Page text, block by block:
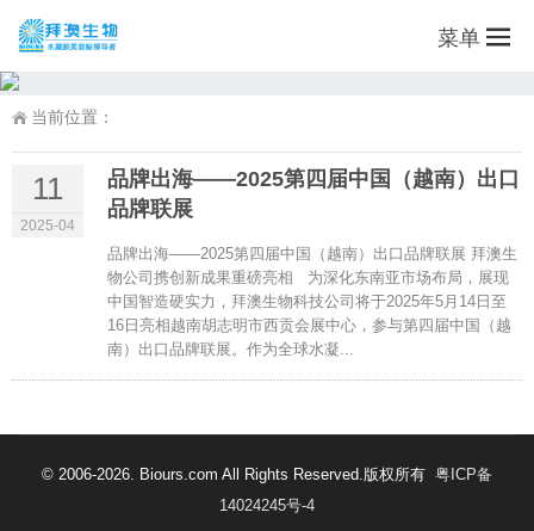
菜单
当前位置：
11
2025-04
品牌出海——2025第四届中国（越南）出口
品牌联展
品牌出海——2025第四届中国（越南）出口品牌联展 拜澳生
物公司携创新成果重磅亮相 为深化东南亚市场布局，展现
中国智造硬实力，拜澳生物科技公司将于2025年5月14日至
16日亮相越南胡志明市西贡会展中心，参与第四届中国（越
南）出口品牌联展。作为全球水凝...
© 2006-2026. Biours.com All Rights Reserved.版权所有 粤ICP备
14024245号-4